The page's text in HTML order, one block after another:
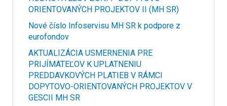
ORIENTOVANÝCH PROJEKTOV II (MH SR)
Nové číslo Infoservisu MH SR k podpore z
eurofondov
AKTUALIZÁCIA USMERNENIA PRE
PRIJÍMATEĽOV K UPLATNENIU
PREDDAVKOVÝCH PLATIEB V RÁMCI
DOPYTOVO-ORIENTOVANÝCH PROJEKTOV V
GESCII MH SR